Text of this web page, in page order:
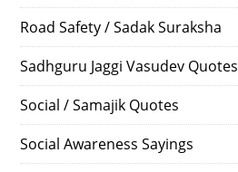
Road Safety / Sadak Suraksha
Sadhguru Jaggi Vasudev Quotes
Social / Samajik Quotes
Social Awareness Sayings